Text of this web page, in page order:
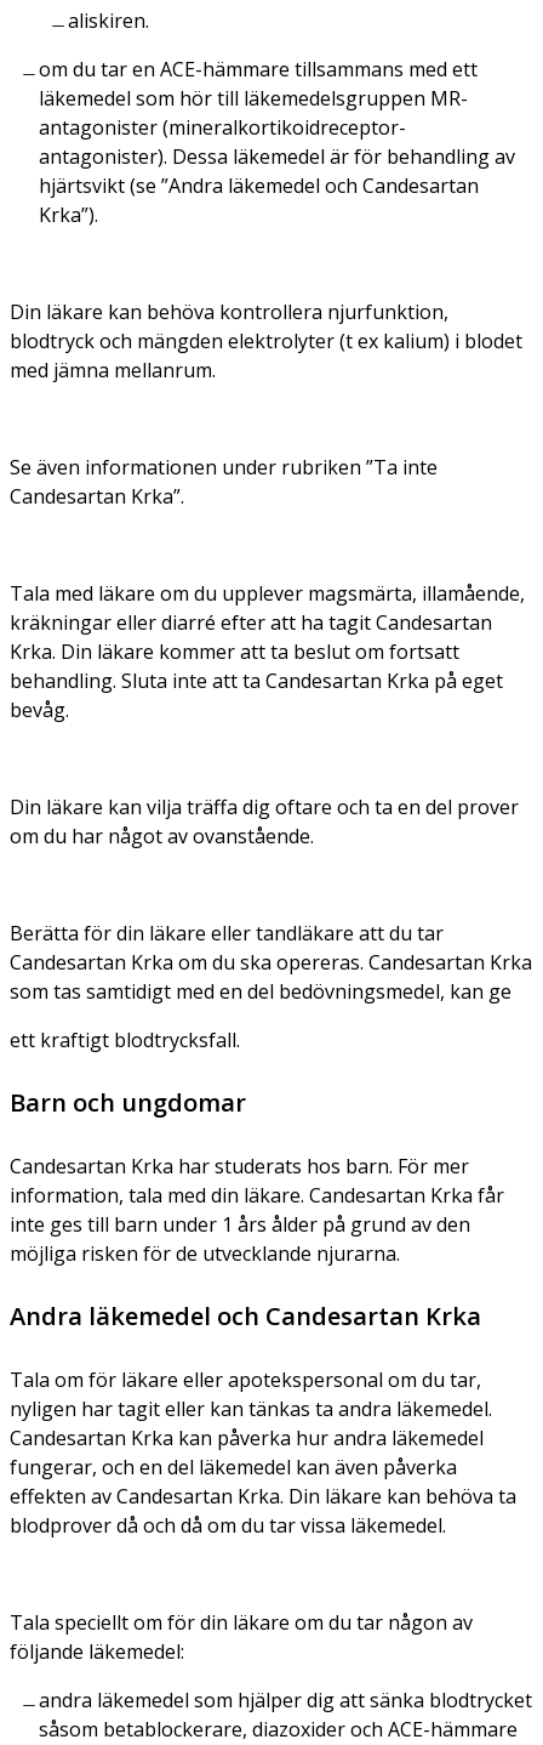
aliskiren.
om du tar en ACE-hämmare tillsammans med ett
läkemedel som hör till läkemedelsgruppen MR-
antagonister (mineralkortikoidreceptor-
antagonister). Dessa läkemedel är för behandling av
hjärtsvikt (se ”Andra läkemedel och Candesartan
Krka”).
Din läkare kan behöva kontrollera njurfunktion,
blodtryck och mängden elektrolyter (t ex kalium) i blodet
med jämna mellanrum.
Se även informationen under rubriken ”Ta inte
Candesartan Krka”.
Tala med läkare om du upplever magsmärta, illamående,
kräkningar eller diarré efter att ha tagit Candesartan
Krka. Din läkare kommer att ta beslut om fortsatt
behandling. Sluta inte att ta Candesartan Krka på eget
bevåg.
Din läkare kan vilja träffa dig oftare och ta en del prover
om du har något av ovanstående.
Berätta för din läkare eller tandläkare att du tar
Candesartan Krka om du ska opereras. Candesartan Krka
som tas samtidigt med en del bedövningsmedel, kan ge
ett kraftigt blodtrycksfall.
Barn och ungdomar
Candesartan Krka har studerats hos barn. För mer
information, tala med din läkare. Candesartan Krka får
inte ges till barn under 1 års ålder på grund av den
möjliga risken för de utvecklande njurarna.
Andra läkemedel och Candesartan Krka
Tala om för läkare eller apotekspersonal om du tar,
nyligen har tagit eller kan tänkas ta andra läkemedel.
Candesartan Krka kan påverka hur andra läkemedel
fungerar, och en del läkemedel kan även påverka
effekten av Candesartan Krka. Din läkare kan behöva ta
blodprover då och då om du tar vissa läkemedel.
Tala speciellt om för din läkare om du tar någon av
följande läkemedel:
andra läkemedel som hjälper dig att sänka blodtrycket
såsom betablockerare, diazoxider och ACE-hämmare